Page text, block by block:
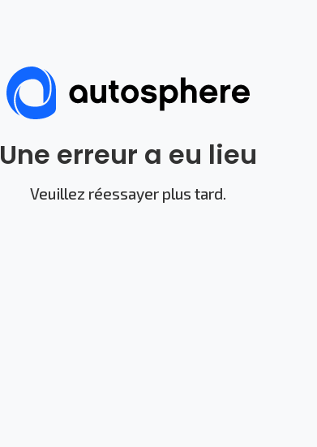
Une erreur a eu lieu
Veuillez réessayer plus tard.